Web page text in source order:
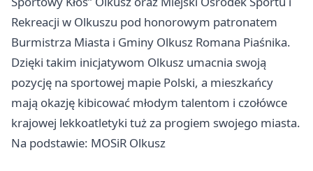
Rekreacji w Olkuszu pod honorowym patronatem
Burmistrza Miasta i Gminy Olkusz Romana Piaśnika.
Dzięki takim inicjatywom Olkusz umacnia swoją
pozycję na sportowej mapie Polski, a mieszkańcy
mają okazję kibicować młodym talentom i czołówce
krajowej lekkoatletyki tuż za progiem swojego miasta.
Na podstawie: MOSiR Olkusz